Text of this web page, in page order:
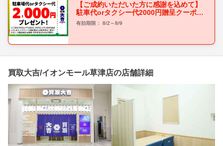
【ご成約いただいた方に感謝を込めて】
駐車代orタクシー代2000円贈呈クーポ
ン！
有効期限： 8/2～8/9
買取大吉/イオンモール草津店の店舗詳細